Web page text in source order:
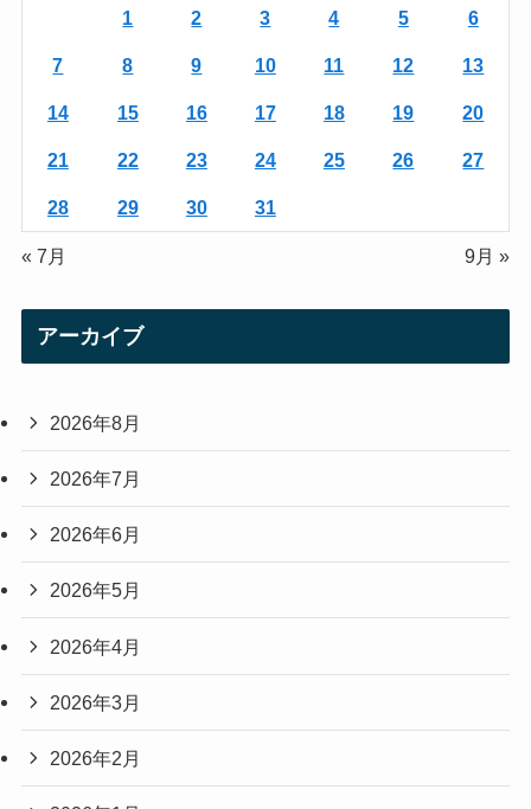
r
1 2 3 4 5 6
7 8 9 10 11 12 13
14 15 16 17 18 19 20
21 22 23 24 25 26 27
28 29 30 31
« 7月 9月 »
アーカイブ
2026年8月
2026年7月
2026年6月
2026年5月
2026年4月
2026年3月
2026年2月